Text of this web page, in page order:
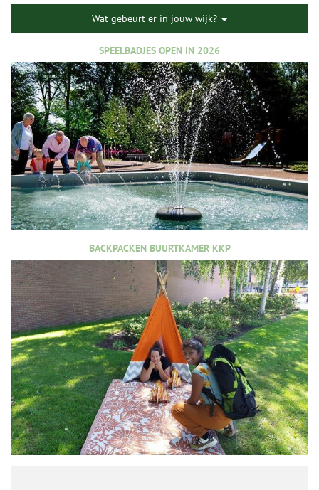
Wat gebeurt er in jouw wijk?
SPEELBADJES OPEN IN 2026
BACKPACKEN BUURTKAMER KKP